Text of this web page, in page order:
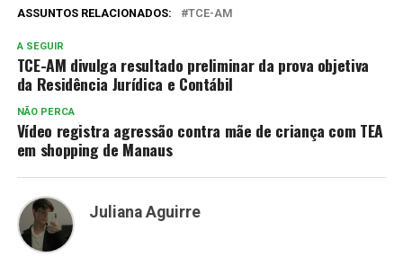
ASSUNTOS RELACIONADOS: TCE-AM
A SEGUIR
TCE-AM divulga resultado preliminar da prova objetiva
da Residência Jurídica e Contábil
NÃO PERCA
Vídeo registra agressão contra mãe de criança com TEA
em shopping de Manaus
Juliana Aguirre